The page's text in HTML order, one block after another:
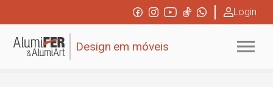
Login
Design em móveis